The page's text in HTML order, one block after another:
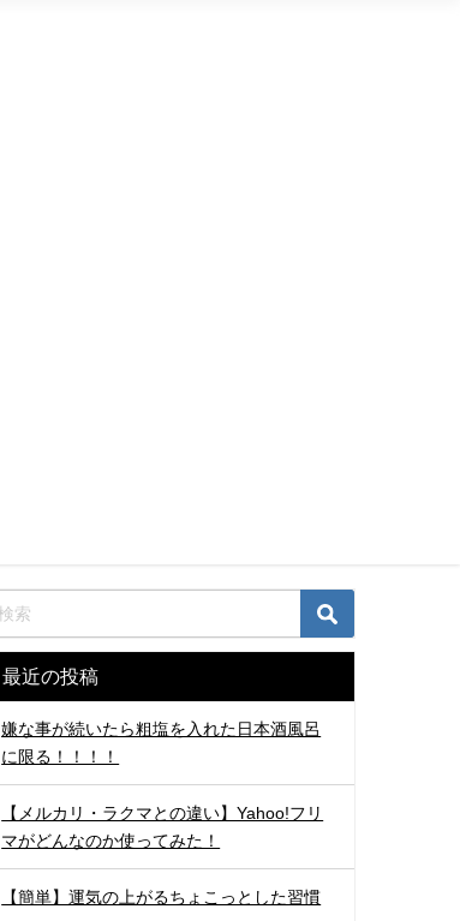
最近の投稿
嫌な事が続いたら粗塩を入れた日本酒風呂
に限る！！！！
【メルカリ・ラクマとの違い】Yahoo!フリ
マがどんなのか使ってみた！
【簡単】運気の上がるちょこっとした習慣